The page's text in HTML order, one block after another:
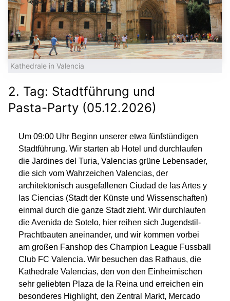
Kathedrale in Valencia
2. Tag: Stadtführung und
Pasta-Party (05.12.2026)
Um 09:00 Uhr Beginn unserer etwa fünfstündigen
Stadtführung. Wir starten ab Hotel und durchlaufen
die Jardines del Turia, Valencias grüne Lebensader,
die sich vom Wahrzeichen Valencias, der
architektonisch ausgefallenen Ciudad de las Artes y
las Ciencias (Stadt der Künste und Wissenschaften)
einmal durch die ganze Stadt zieht. Wir durchlaufen
die Avenida de Sotelo, hier reihen sich Jugendstil-
Prachtbauten aneinander, und wir kommen vorbei
am großen Fanshop des Champion League Fussball
Club FC Valencia. Wir besuchen das Rathaus, die
Kathedrale Valencias, den von den Einheimischen
sehr geliebten Plaza de la Reina und erreichen ein
besonderes Highlight, den Zentral Markt, Mercado